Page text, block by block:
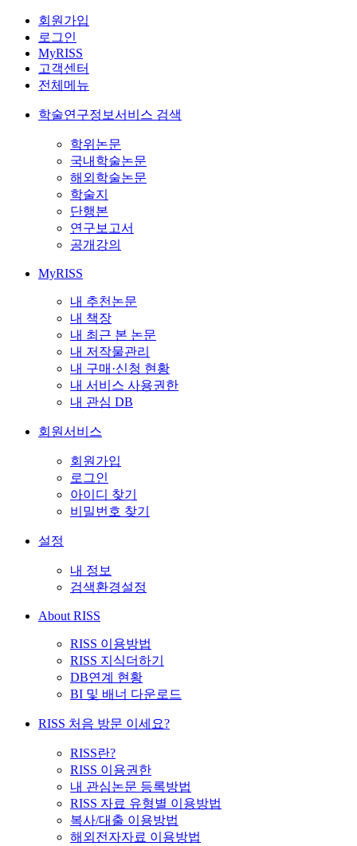
회원가입
로그인
MyRISS
고객센터
전체메뉴
학술연구정보서비스 검색
학위논문
국내학술논문
해외학술논문
학술지
단행본
연구보고서
공개강의
MyRISS
내 추천논문
내 책장
내 최근 본 논문
내 저작물관리
내 구매·신청 현황
내 서비스 사용권한
내 관심 DB
회원서비스
회원가입
로그인
아이디 찾기
비밀번호 찾기
설정
내 정보
검색환경설정
About RISS
RISS 이용방법
RISS 지식더하기
DB연계 현황
BI 및 배너 다운로드
RISS 처음 방문 이세요?
RISS란?
RISS 이용권한
내 관심논문 등록방법
RISS 자료 유형별 이용방법
복사/대출 이용방법
해외전자자료 이용방법